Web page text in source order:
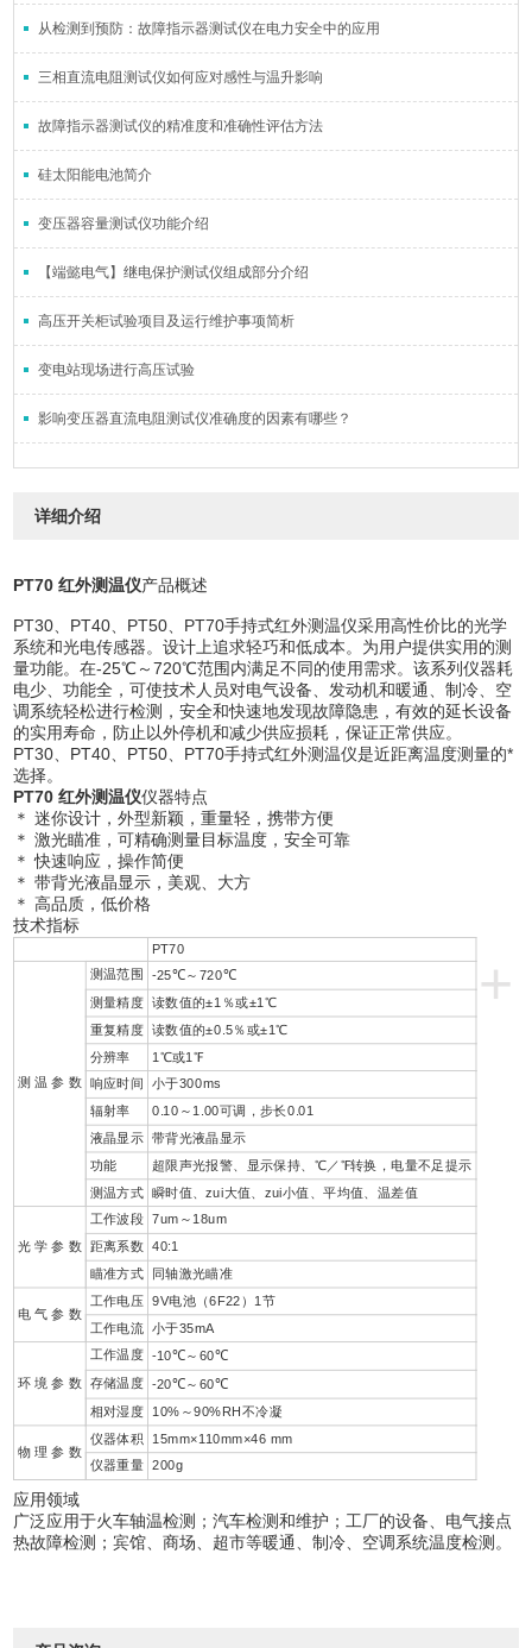
从检测到预防：故障指示器测试仪在电力安全中的应用
三相直流电阻测试仪如何应对感性与温升影响
故障指示器测试仪的精准度和准确性评估方法
硅太阳能电池简介
变压器容量测试仪功能介绍
【端懿电气】继电保护测试仪组成部分介绍
高压开关柜试验项目及运行维护事项简析
变电站现场进行高压试验
影响变压器直流电阻测试仪准确度的因素有哪些？
详细介绍
PT70 红外测温仪产品概述
PT30、PT40、PT50、PT70手持式红外测温仪采用高性价比的光学
系统和光电传感器。设计上追求轻巧和低成本。为用户提供实用的测
量功能。在-25℃～720℃范围内满足不同的使用需求。该系列仪器耗
电少、功能全，可使技术人员对电气设备、发动机和暖通、制冷、空
调系统轻松进行检测，安全和快速地发现故障隐患，有效的延长设备
的实用寿命，防止以外停机和减少供应损耗，保证正常供应。
PT30、PT40、PT50、PT70手持式红外测温仪是近距离温度测量的*
选择。
PT70 红外测温仪仪器特点
＊ 迷你设计，外型新颖，重量轻，携带方便
＊ 激光瞄准，可精确测量目标温度，安全可靠
＊ 快速响应，操作简便
＊ 带背光液晶显示，美观、大方
＊ 高品质，低价格
技术指标
+
PT70
测 温 参 数
测温范围
-25℃～720℃
测量精度 读数值的±1％或±1℃
重复精度 读数值的±0.5％或±1℃
分辨率
1℃或1℉
响应时间
小于300ms
辐射率
0.10～1.00可调，步长0.01
液晶显示 带背光液晶显示
功能
超限声光报警、显示保持、℃／℉转换，电量不足提示
测温方式 瞬时值、zui大值、zui小值、平均值、温差值
光 学 参 数
工作波段 7um～18um
距离系数 40:1
瞄准方式
同轴激光瞄准
电 气 参 数
工作电压 9V电池（6F22）1节
工作电流
小于35mA
环 境 参 数
工作温度 -10℃～60℃
存储温度 -20℃～60℃
相对湿度
10%～90%RH不冷凝
物 理 参 数
仪器体积
15mm×110mm×46 mm
仪器重量 200g
应用领域
广泛应用于火车轴温检测；汽车检测和维护；工厂的设备、电气接点
热故障检测；宾馆、商场、超市等暖通、制冷、空调系统温度检测。